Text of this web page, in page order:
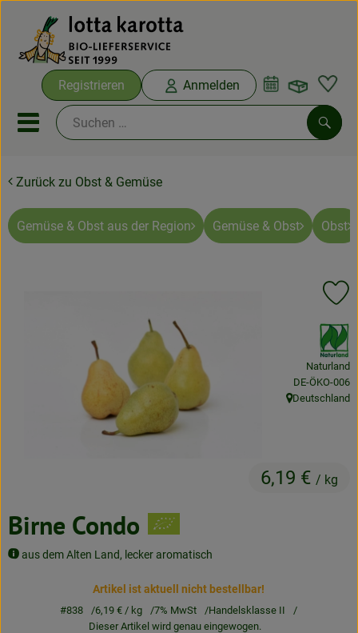
Registrieren Anmelden
Mobiles Menu öffnen oder
Ökokisten
Bio-Kochboxen
Saisonthemen
Neues & Angebote
Obst & Gemüse
Getränke
BioDrogerie
So gehts
Zurück zu Obst & Gemüse
Gemüse & Obst aus der Region Gemüse & Obst Obst
Birne Condo
aus dem Alten Land, lecker aromatisch
6,19 € / kg
, Verband:
Naturland
, Kontrollstelle:
DE-ÖKO-006
, Herkunft:
Deutschland
Artikel ist aktuell nicht bestellbar!
#838 6,19 € / kg 7% MwSt
Handelsklasse II
Dieser Artikel wird genau eingewogen.